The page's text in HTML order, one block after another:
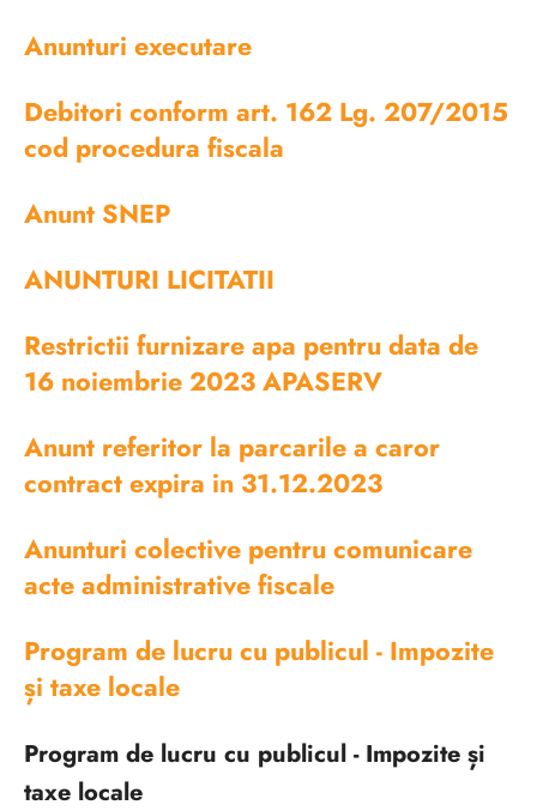
Anunturi executare
Debitori conform art. 162 Lg. 207/2015
cod procedura fiscala
Anunt SNEP
ANUNTURI LICITATII
Restrictii furnizare apa pentru data de
16 noiembrie 2023 APASERV
Anunt referitor la parcarile a caror
contract expira in 31.12.2023
Anunturi colective pentru comunicare
acte administrative fiscale
Program de lucru cu publicul - Impozite
și taxe locale
Program de lucru cu publicul - Impozite și
taxe locale